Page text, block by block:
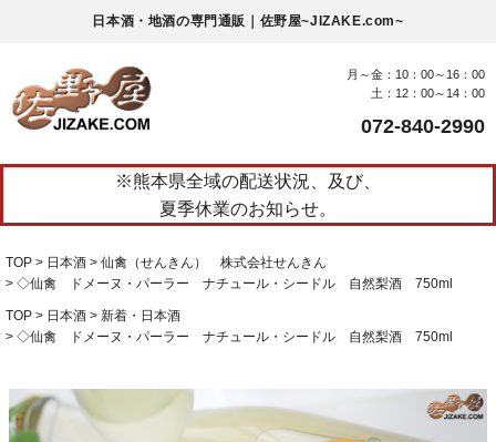
日本酒・地酒の専門通販｜佐野屋~JIZAKE.com~
月～金：10：00～16：00
土：12：00～14：00
072-840-2990
※熊本県全域の配送状況、及び、
夏季休業のお知らせ。
TOP 日本酒
仙禽（せんきん） 株式会社せんきん
◇仙禽 ドメーヌ・パーラー ナチュール・シードル 自然梨酒 750ml
TOP 日本酒
新着・日本酒
◇仙禽 ドメーヌ・パーラー ナチュール・シードル 自然梨酒 750ml